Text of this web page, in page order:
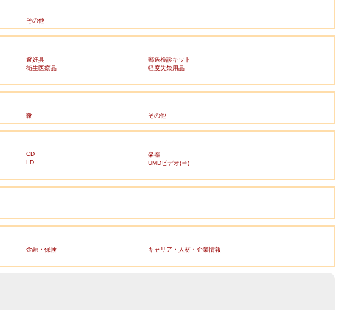
その他
避妊具
郵送検診キット
衛生医療品
軽度失禁用品
靴 その他
CD
楽器
LD
UMDビデオ(⇒)
金融・保険
キャリア・人材・企業情報